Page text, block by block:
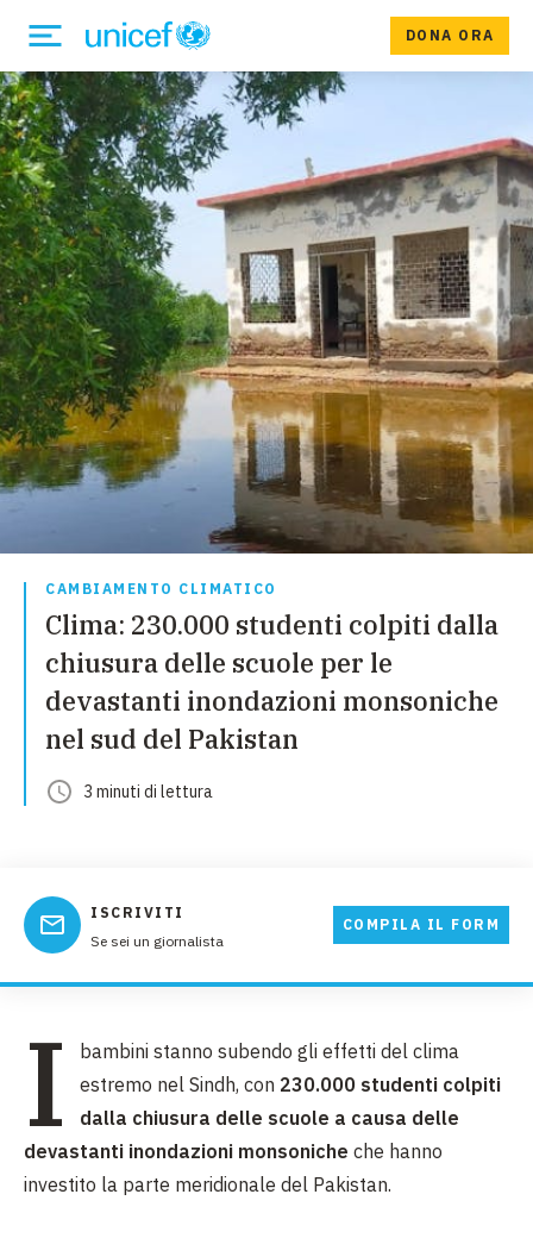
DONA ORA
CAMBIAMENTO CLIMATICO
Clima: 230.000 studenti colpiti dalla
chiusura delle scuole per le
devastanti inondazioni monsoniche
nel sud del Pakistan
3 minuti di lettura
ISCRIVITI
Se sei un giornalista
COMPILA IL FORM
I
bambini stanno subendo gli effetti del clima
estremo nel Sindh, con 230.000 studenti colpiti
dalla chiusura delle scuole a causa delle
devastanti inondazioni monsoniche che hanno
investito la parte meridionale del Pakistan.